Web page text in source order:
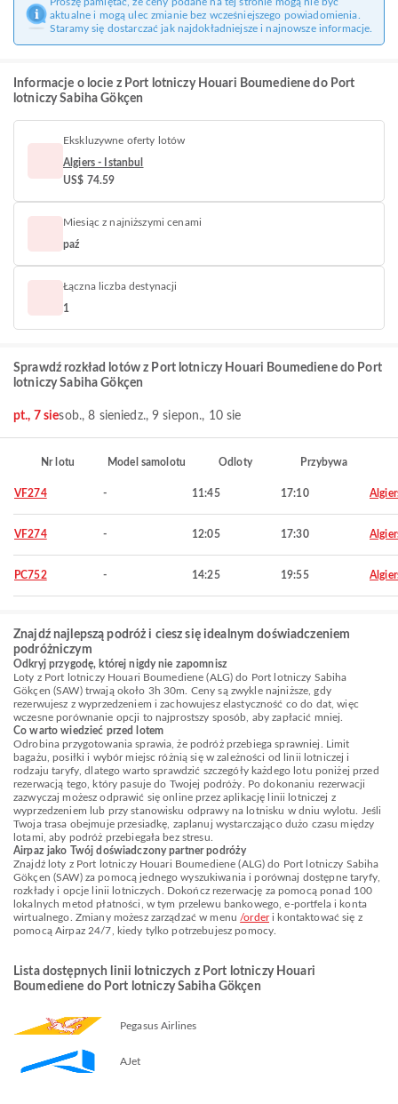
aktualne i mogą ulec zmianie bez wcześniejszego powiadomienia.
Staramy się dostarczać jak najdokładniejsze i najnowsze informacje.
Informacje o locie z Port lotniczy Houari Boumediene do Port
lotniczy Sabiha Gökçen
Ekskluzywne oferty lotów
Algiers - Istanbul
US$ 74.59
Miesiąc z najniższymi cenami
paź
Łączna liczba destynacji
1
Sprawdź rozkład lotów z Port lotniczy Houari Boumediene do Port
lotniczy Sabiha Gökçen
pt., 7 siesob., 8 sieniedz., 9 siepon., 10 sie
Nr lotu Model samolotu Odloty Przybywa
VF274 - 11:45 17:10
VF274 - 12:05 17:30
PC752 - 14:25 19:55
Znajdź najlepszą podróż i ciesz się idealnym doświadczeniem
podróżniczym
Odkryj przygodę, której nigdy nie zapomnisz
Loty z Port lotniczy Houari Boumediene (ALG) do Port lotniczy Sabiha
Gökçen (SAW) trwają około 3h 30m. Ceny są zwykle najniższe, gdy
rezerwujesz z wyprzedzeniem i zachowujesz elastyczność co do dat, więc
wczesne porównanie opcji to najprostszy sposób, aby zapłacić mniej.
Co warto wiedzieć przed lotem
Odrobina przygotowania sprawia, że podróż przebiega sprawniej. Limit
bagażu, posiłki i wybór miejsc różnią się w zależności od linii lotniczej i
rodzaju taryfy, dlatego warto sprawdzić szczegóły każdego lotu poniżej przed
rezerwacją tego, który pasuje do Twojej podróży. Po dokonaniu rezerwacji
zazwyczaj możesz odprawić się online przez aplikację linii lotniczej z
wyprzedzeniem lub przy stanowisku odprawy na lotnisku w dniu wylotu. Jeśli
Twoja trasa obejmuje przesiadkę, zaplanuj wystarczająco dużo czasu między
lotami, aby podróż przebiegała bez stresu.
Airpaz jako Twój doświadczony partner podróży
Znajdź loty z Port lotniczy Houari Boumediene (ALG) do Port lotniczy Sabiha
Gökçen (SAW) za pomocą jednego wyszukiwania i porównaj dostępne taryfy,
rozkłady i opcje linii lotniczych. Dokończ rezerwację za pomocą ponad 100
lokalnych metod płatności, w tym przelewu bankowego, e-portfela i konta
wirtualnego. Zmiany możesz zarządzać w menu /orderi kontaktować się z
pomocą Airpaz 24/7, kiedy tylko potrzebujesz pomocy.
Lista dostępnych linii lotniczych z Port lotniczy Houari
Boumediene do Port lotniczy Sabiha Gökçen
Pegasus Airlines
AJet